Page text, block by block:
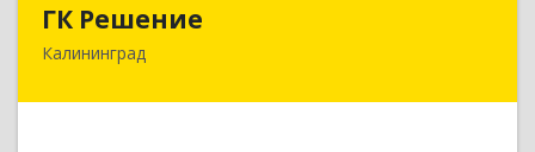
ГК Решение
Калининград
236038, Калининградская обл, Калининград г,